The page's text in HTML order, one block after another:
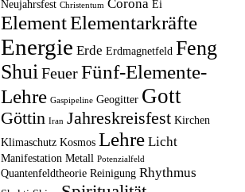
Neujahrsfest Christentum Corona Ei
ElementElementarkräfte
Energie Erde Erdmagnetfeld Feng
Shui Feuer Fünf-Elemente-
Lehre Gaspipeline Geogitter Gott
Göttin Iran Jahreskreisfest Kirchen
Klimaschutz Kosmos Lehre Licht
Manifestation Metall Potenzialfeld
Quantenfeldtheorie Reinigung Rhythmus